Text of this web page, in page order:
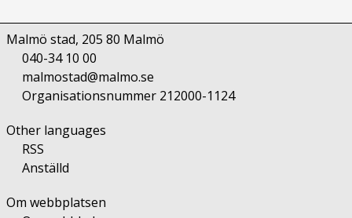
Malmö stad, 205 80 Malmö
040-34 10 00
malmostad@malmo.se
Organisationsnummer 212000-1124
Other languages
RSS
Anställd
Om webbplatsen